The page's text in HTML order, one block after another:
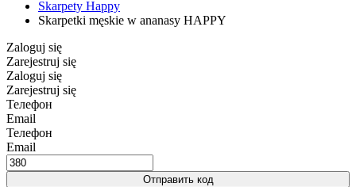
Skarpety Happy
Skarpetki męskie w ananasy HAPPY
Zaloguj się
Zarejestruj się
Zaloguj się
Zarejestruj się
Телефон
Email
Телефон
Email
Отправить код